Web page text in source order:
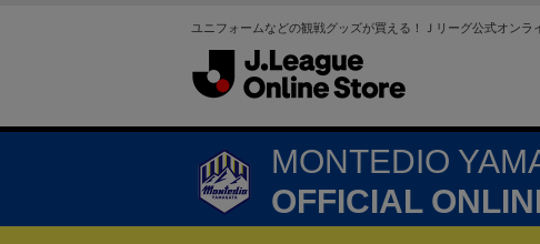
ユニフォームなどの観戦グッズが買える！Ｊリーグ公式オンラ
MONTEDIO
OFFICIAL